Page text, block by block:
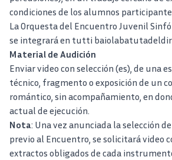
condiciones de los alumnos
La Orquesta del Encuentro Juvenil
se integrará en tutti
Material de Audición
Enviar video con selección (es), de una
técnico, fragmento o exposición de un
romántico, sin acompañamiento, en
actual de ejecución.
Nota: Una vez anunciada la selección
previo al Encuentro, se solicitará video
extractos obligados de cada